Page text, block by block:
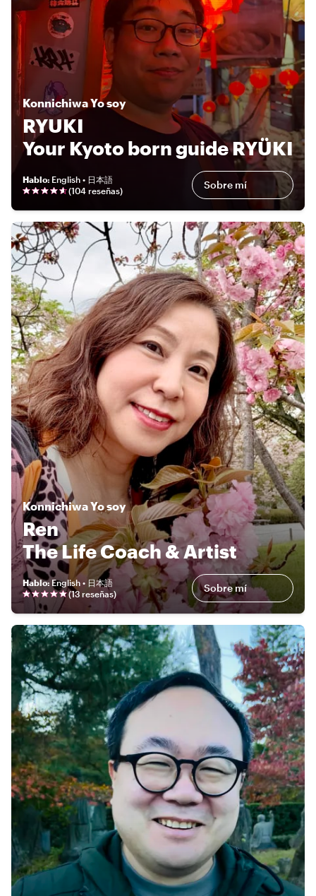
KonnichiwaYo soy
RYUKI
Your Kyoto born guide RYÜKI
Hablo: English • 日本語
(104 reseñas) Sobre mí
KonnichiwaYo soy
Ren
The Life Coach & Artist
Hablo: English • 日本語
(13 reseñas) Sobre mí